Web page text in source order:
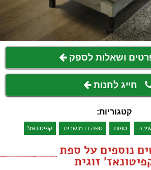
ושאלות לספק
חייג לחנות
קטגוריות:
ספות ספה דו מושבית קפיטונאז\'
נוספים על ספת
זוגית